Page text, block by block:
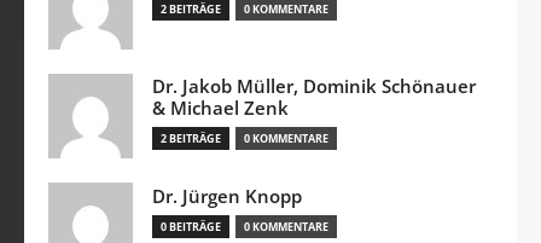
2 BEITRÄGE 0 KOMMENTARE
Dr. Jakob Müller, Dominik Schönauer
& Michael Zenk
2 BEITRÄGE 0 KOMMENTARE
Dr. Jürgen Knopp
0 BEITRÄGE 0 KOMMENTARE